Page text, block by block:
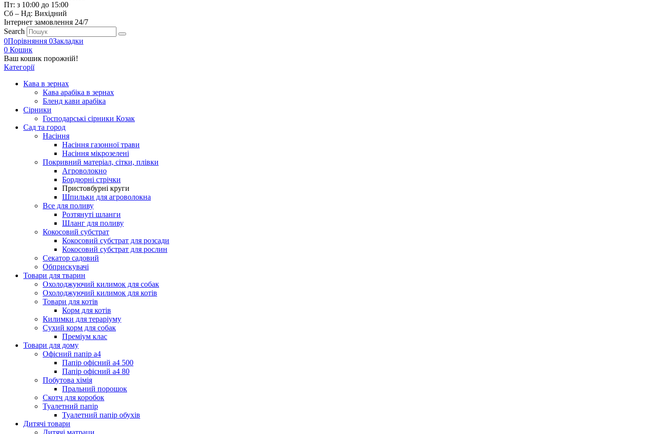
Пт: з 10:00 до 15:00
Сб – Нд: Вихідний
Інтернет замовлення 24/7
Search
0Порівняння 0Закладки
0 Кошик
Ваш кошик порожній!
Категорії
Кава в зернах
Кава арабіка в зернах
Бленд кави арабіка
Сірники
Господарські сірники Козак
Сад та город
Насіння
Насіння газонної трави
Насіння мікрозелені
Покривний матеріал, сітки, плівки
Агроволокно
Бордюрні стрічки
Пристовбурні круги
Шпильки для агроволокна
Все для поливу
Розтянуті шланги
Шланг для поливу
Кокосовий субстрат
Кокосовий субстрат для розсади
Кокосовий субстрат для рослин
Секатор садовий
Обприскувачі
Товари для тварин
Охолоджуючий килимок для собак
Охолоджуючий килимок для котів
Товари для котів
Корм для котів
Килимки для тераріуму
Сухий корм для собак
Преміум клас
Товари для дому
Офісний папір а4
Папір офісний а4 500
Папір офісний а4 80
Побутова хімія
Пральний порошок
Скотч для коробок
Туалетний папір
Туалетний папір обухів
Дитячі товари
Дитячі матраци